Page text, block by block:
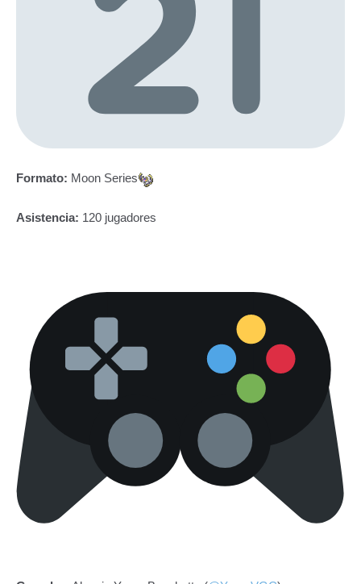
Formato: Moon Series
Asistencia: 120 jugadores